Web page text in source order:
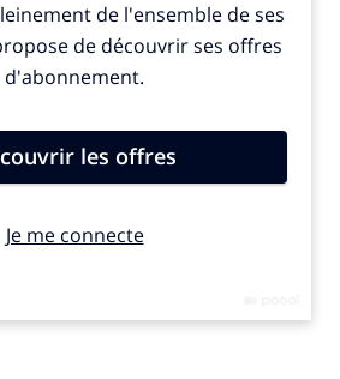
pour accélérer le
être plus homogène et aider la
retard et enfin investir pour de
effervescence…
»… la moitié de ces rôles
les groupes du CAC 40, il y a 3 à